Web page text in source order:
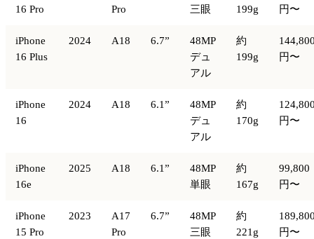
16 Pro
Pro
三眼
199g
円〜
iPhone
16 Plus
2024 A18 6.7”
48MP
デュ
アル
約
199g
円〜
iPhone
16
2024 A18 6.1”
48MP
デュ
アル
約
170g
円〜
iPhone
16e
2025 A18 6.1”
48MP
単眼
約
167g
99,800
円〜
iPhone
15 Pro
2023
A17
Pro
6.7”
48MP
三眼
約
221g
円〜